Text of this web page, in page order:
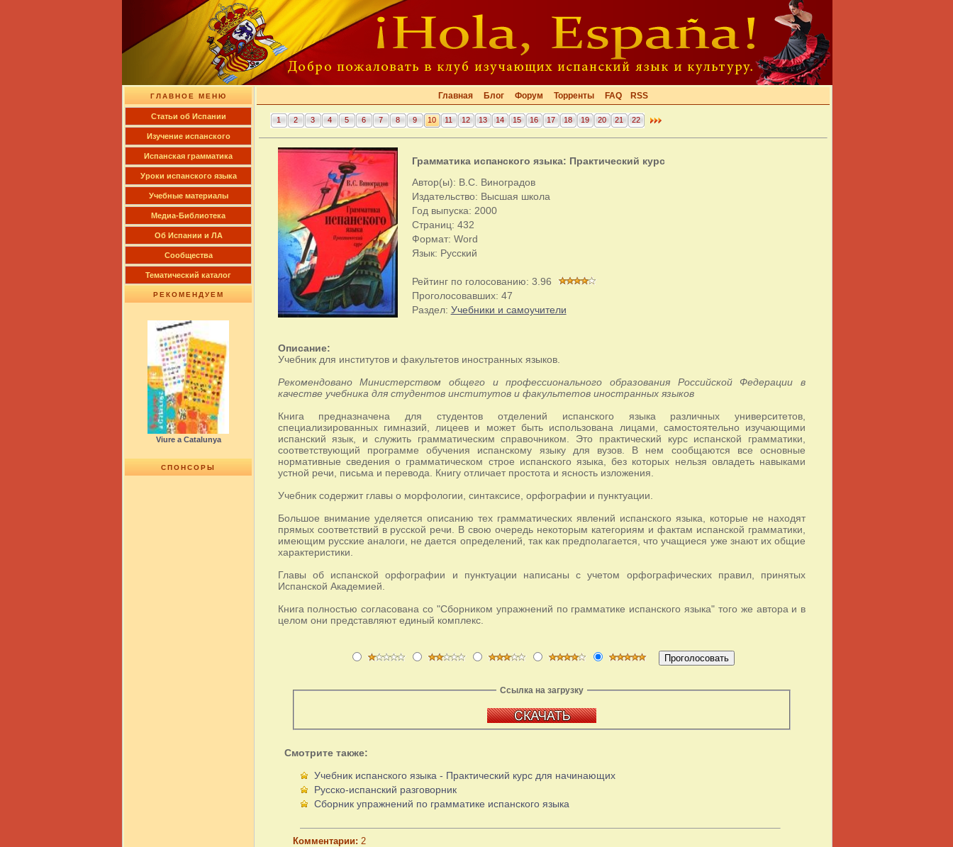
ГЛАВНОЕ МЕНЮ
Cтатьи об Испании
Изучение испанского
Испанская грамматика
Уроки испанского языка
Учебные материалы
Медиа-Библиотека
Об Испании и ЛА
Сообщества
Тематический каталог
РЕКОМЕНДУЕМ
Viure a Catalunya
СПОНСОРЫ
Главная Блог Форум Торренты FAQ RSS
1 2 3 4 5 6 7 8 9 10 11 12 13 14 15 16 17 18 19 20 21 22
Грамматика испанского языка: Практический курс
Автор(ы): В.С. Виноградов
Издательство: Высшая школа
Год выпуска: 2000
Страниц: 432
Формат: Word
Язык: Русский
Рейтинг по голосованию: 3.96
Проголосовавших: 47
Раздел: Учебники и самоучители
Описание:
Учебник для институтов и факультетов иностранных языков.
Рекомендовано Министерством общего и профессионального образования Российской Федерации в
качестве учебника для студентов институтов и факультетов иностранных языков
Книга предназначена для студентов отделений испанского языка различных университетов,
специализированных гимназий, лицеев и может быть использована лицами, самостоятельно изучающими
испанский язык, и служить грамматическим справочником. Это практический курс испанской грамматики,
соответствующий программе обучения испанскому языку для вузов. В нем сообщаются все основные
нормативные сведения о грамматическом строе испанского языка, без которых нельзя овладеть навыками
устной речи, письма и перевода. Книгу отличает простота и ясность изложения.
Учебник содержит главы о морфологии, синтаксисе, орфографии и пунктуации.
Большое внимание уделяется описанию тех грамматических явлений испанского языка, которые не находят
прямых соответствий в русской речи. В свою очередь некоторым категориям и фактам испанской грамматики,
имеющим русские аналоги, не дается определений, так как предполагается, что учащиеся уже знают их общие
характеристики.
Главы об испанской орфографии и пунктуации написаны с учетом орфографических правил, принятых
Испанской Академией.
Книга полностью согласована со "Сборником упражнений по грамматике испанского языка" того же автора и в
целом они представляют единый комплекс.
Ссылка на загрузку
Смотрите также:
Учебник испанского языка - Практический курс для начинающих
Русско-испанский разговорник
Cборник упражнений по грамматике испанского языка
Комментарии: 2